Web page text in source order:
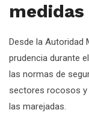
Desde la Autoridad
prudencia durante
las normas de
sectores rocosos y
las marejadas.